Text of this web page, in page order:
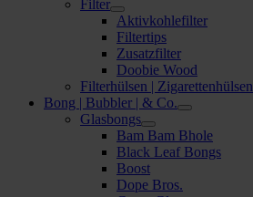
Filter
Aktivkohlefilter
Filtertips
Zusatzfilter
Doobie Wood
Filterhülsen | Zigarettenhülsen
Bong | Bubbler | & Co.
Glasbongs
Bam Bam Bhole
Black Leaf Bongs
Boost
Dope Bros.